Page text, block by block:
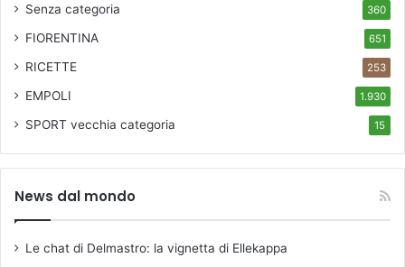
a
t
I
n
e
n
z
i
o
Senza categoria 360
FIORENTINA 651
RICETTE 253
EMPOLI 1.930
SPORT vecchia categoria 15
News dal mondo
Le chat di Delmastro: la vignetta di Ellekappa